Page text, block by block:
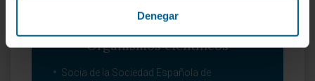
Denegar
Organismos científicos
Socia de la Sociedad Española de